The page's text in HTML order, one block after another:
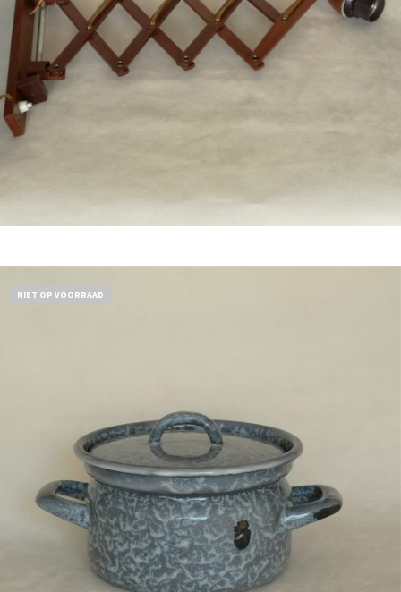
NIET OP VOORRAAD